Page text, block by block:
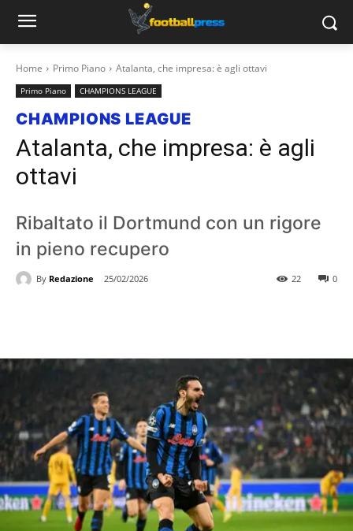
Home Primo Piano Atalanta, che impresa: è agli ottavi
Primo Piano CHAMPIONS LEAGUE
CHAMPIONS LEAGUE
Atalanta, che impresa: è agli
ottavi
Ribaltato il Dortmund con un rigore
in pieno recupero
By Redazione 25/02/2026 0
22